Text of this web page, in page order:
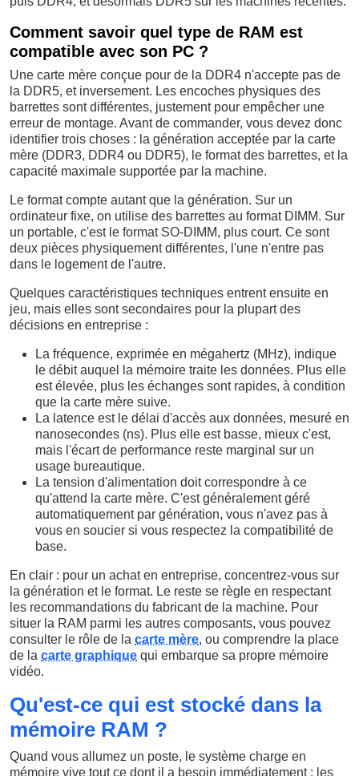
Comment savoir quel type de RAM est
compatible avec son PC ?
Une carte mère conçue pour de la DDR4 n'accepte pas de
la DDR5, et inversement. Les encoches physiques des
barrettes sont différentes, justement pour empêcher une
erreur de montage. Avant de commander, vous devez donc
identifier trois choses : la génération acceptée par la carte
mère (DDR3, DDR4 ou DDR5), le format des barrettes, et la
capacité maximale supportée par la machine.
Le format compte autant que la génération. Sur un
ordinateur fixe, on utilise des barrettes au format DIMM. Sur
un portable, c'est le format SO-DIMM, plus court. Ce sont
deux pièces physiquement différentes, l'une n'entre pas
dans le logement de l'autre.
Quelques caractéristiques techniques entrent ensuite en
jeu, mais elles sont secondaires pour la plupart des
décisions en entreprise :
La fréquence, exprimée en mégahertz (MHz), indique
le débit auquel la mémoire traite les données. Plus elle
est élevée, plus les échanges sont rapides, à condition
que la carte mère suive.
La latence est le délai d'accès aux données, mesuré en
nanosecondes (ns). Plus elle est basse, mieux c'est,
mais l'écart de performance reste marginal sur un
usage bureautique.
La tension d'alimentation doit correspondre à ce
qu'attend la carte mère. C'est généralement géré
automatiquement par génération, vous n'avez pas à
vous en soucier si vous respectez la compatibilité de
base.
En clair : pour un achat en entreprise, concentrez-vous sur
la génération et le format. Le reste se règle en respectant
les recommandations du fabricant de la machine. Pour
situer la RAM parmi les autres composants, vous pouvez
consulter le rôle de la carte mère, ou comprendre la place
de la carte graphique qui embarque sa propre mémoire
vidéo.
Qu'est-ce qui est stocké dans la
mémoire RAM ?
Quand vous allumez un poste, le système charge en
mémoire vive tout ce dont il a besoin immédiatement : les